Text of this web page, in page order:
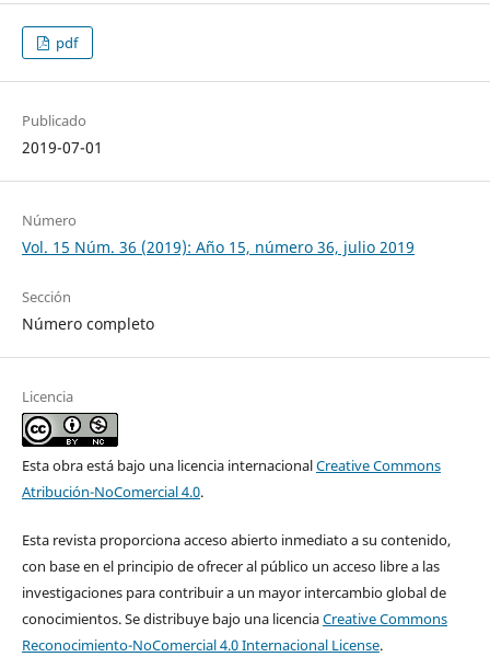
pdf
Publicado
2019-07-01
Número
Vol. 15 Núm. 36 (2019): Año 15, número 36, julio 2019
Sección
Número completo
Licencia
Esta obra está bajo una licencia internacionalCreative Commons
Atribución-NoComercial 4.0.
Esta revista proporciona acceso abierto inmediato a su contenido,
con base en el principio de ofrecer al público un acceso libre a las
investigaciones para contribuir a un mayor intercambio global de
conocimientos. Se distribuye bajo una licenciaCreative Commons
Reconocimiento-NoComercial 4.0 Internacional License.